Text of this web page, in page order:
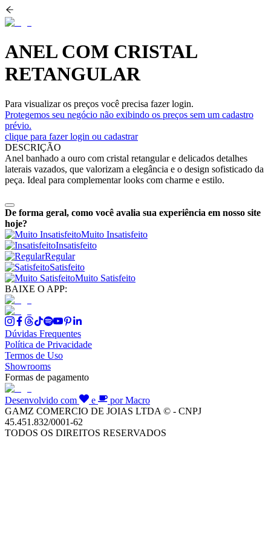
ANEL COM CRISTAL
RETANGULAR
Para visualizar os preços você precisa fazer login.
Protegemos seu negócio não exibindo os preços sem um cadastro
prévio.
clique para fazer login ou cadastrar
DESCRIÇÃO
Anel banhado a ouro com cristal retangular e delicados detalhes
laterais vazados, que valorizam a elegância e o design sofisticado da
peça. Ideal para complementar looks com charme e estilo.
De forma geral, como você avalia sua experiência em nosso site
hoje?
Muito Insatisfeito
Insatisfeito
Regular
Satisfeito
Muito Satisfeito
BAIXE O APP:
Dúvidas Frequentes
Política de Privacidade
Termos de Uso
Showrooms
Formas de pagamento
Desenvolvido com e
por Macro
GAMZ COMERCIO DE JOIAS LTDA © - CNPJ
45.451.832/0001-62
TODOS OS DIREITOS RESERVADOS